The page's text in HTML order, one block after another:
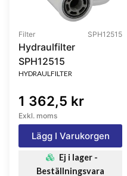
Filter SPH12515
Hydraulfilter
SPH12515
HYDRAULFILTER
1 362,5 kr
Exkl. moms
Lägg I Varukorgen
Ej i lager -
Beställningsvara